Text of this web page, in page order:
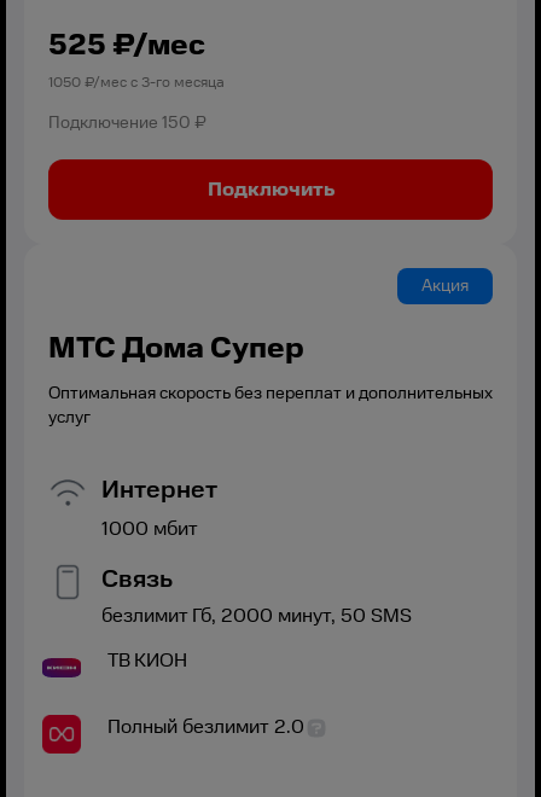
525 ₽/мес
1050₽/мес с 3-го месяца
Подключение 150 ₽
Подключить
Акция
МТС Дома Супер
Оптимальная скорость без переплат и дополнительных
услуг
Интернет
1000 мбит
Связь
безлимитГб, 2000 минут, 50 SMS
ТВКИОН
Полный безлимит 2.0